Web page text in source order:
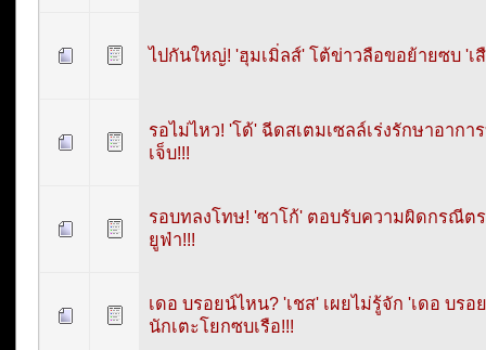
ไปกันใหญ่! 'ฮุมเมิ่ลส์' โต้ข่าวลือขอย้ายซบ 'เ
รอไม่ไหว! 'โด้' ฉีดสเตมเซลล์เร่งรักษาอากา
เจ็บ!!!
รอบทลงโทษ! 'ซาโก้' ตอบรับความผิดกรณีต
ยูฟ่า!!!
เดอ บรอยน์ไหน? 'เชส' เผยไม่รู้จัก 'เดอ บรอ
นักเตะโยกซบเรือ!!!